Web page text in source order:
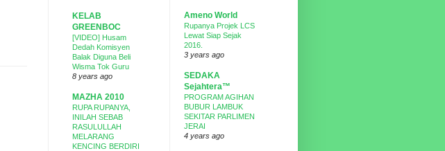
KELAB
GREENBOC
[VIDEO] Husam
Dedah Komisyen
Balak Diguna Beli
Wisma Tok Guru
8 years ago
MAZHA 2010
RUPA RUPANYA,
INILAH SEBAB
RASULULLAH
MELARANG
KENCING BERDIRI
Ameno World
Rupanya Projek LCS
Lewat Siap Sejak
2016.
3 years ago
SEDAKA
Sejahtera™
PROGRAM AGIHAN
BUBUR LAMBUK
SEKITAR PARLIMEN
JERAI
4 years ago